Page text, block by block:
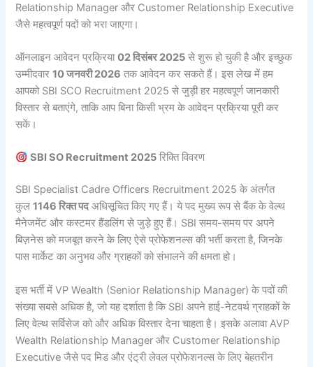
Relationship Manager और Customer Relationship Executive
जैसे महत्वपूर्ण पदों को भरा जाएगा।
ऑनलाइन आवेदन प्रक्रिया02 दिसंबर 2025 से शुरू हो चुकी है और इच्छुक
उम्मीदवार10 जनवरी 2026 तक आवेदन कर सकते हैं। इस लेख में हम
आपको SBI SCO Recruitment 2025 से जुड़ी हर महत्वपूर्ण जानकारी
विस्तार से बताएंगे, ताकि आप बिना किसी भ्रम के आवेदन प्रक्रिया पूरी कर
सकें।
SBI SO Recruitment 2025 रिक्ति विवरण
SBI Specialist Cadre Officers Recruitment 2025 के अंतर्गत
कुल1146 रिक्त पदअधिसूचित किए गए हैं। ये पद मुख्य रूप से बैंक के वेल्थ
मैनेजमेंट और कस्टमर हैंडलिंग से जुड़े हुए हैं। SBI समय-समय पर अपने
बिज़नेस को मजबूत करने के लिए ऐसे प्रोफेशनल्स की भर्ती करता है, जिनके
पास मार्केट का अनुभव और ग्राहकों को संभालने की क्षमता हो।
इस भर्ती में VP Wealth (Senior Relationship Manager) के पदों की
संख्या सबसे अधिक है, जो यह दर्शाता है कि SBI अपने हाई-नेटवर्थ ग्राहकों के
लिए वेल्थ सर्विसेज को और अधिक विस्तार देना चाहता है। इसके अलावा AVP
Wealth Relationship Manager और Customer Relationship
Executive जैसे पद मिड और एंट्री लेवल प्रोफेशनल्स के लिए बेहतरीन